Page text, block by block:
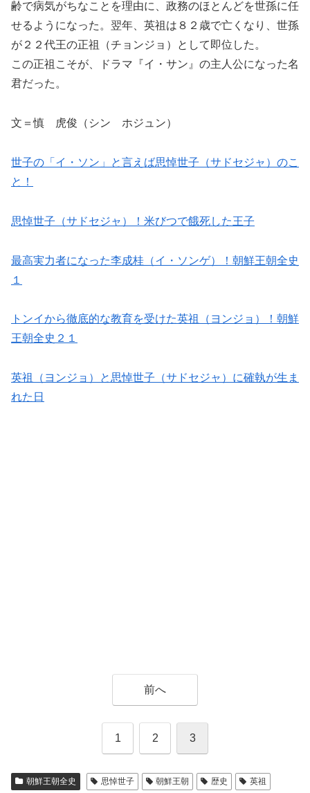
齢で病気がちなことを理由に、政務のほとんどを世孫に任
せるようになった。翌年、英祖は８２歳で亡くなり、世孫
が２２代王の正祖（チョンジョ）として即位した。
この正祖こそが、ドラマ『イ・サン』の主人公になった名
君だった。
文＝慎 虎俊（シン ホジュン）
世子の「イ・ソン」と言えば思悼世子（サドセジャ）のこ
と！
思悼世子（サドセジャ）！米びつで餓死した王子
最高実力者になった李成桂（イ・ソンゲ）！朝鮮王朝全史
１
トンイから徹底的な教育を受けた英祖（ヨンジョ）！朝鮮
王朝全史２１
英祖（ヨンジョ）と思悼世子（サドセジャ）に確執が生ま
れた日
前へ
1 2 3
朝鮮王朝全史 思悼世子 朝鮮王朝 歴史 英祖